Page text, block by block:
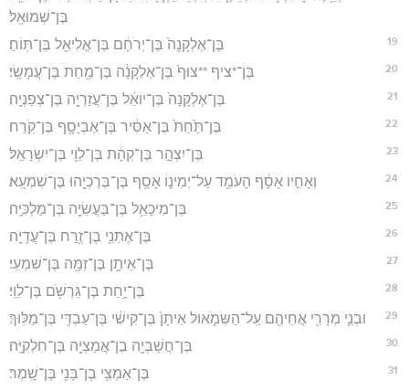
בֶּן־שְׁמוּאֵֽל׃
19 בֶּן־אֶלְקָנָה֙ בֶּן־יְרֹחָ֔ם בֶּן־אֱלִיאֵ֖ל בֶּן־תּֽוֹחַ׃
20 בֶּן־*ציף **צוּף֙ בֶּן־אֶלְקָנָ֔ה בֶּן־מַ֖חַת בֶּן־עֲמָשָֽׂי׃
21 בֶּן־אֶלְקָנָה֙ בֶּן־יוֹאֵ֔ל בֶּן־עֲזַרְיָ֖ה בֶּן־צְפַנְיָֽה׃
22 בֶּן־תַּ֙חַת֙ בֶּן־אַסִּ֔יר בֶּן־אֶבְיָסָ֖ף בֶּן־קֹֽרַח׃
23 בֶּן־יִצְהָ֣ר בֶּן־קְהָ֔ת בֶּן־לֵוִ֖י בֶּן־יִשְׂרָאֵֽל׃
24 וְאָחִ֣יו אָסָ֔ף הָעֹמֵ֖ד עַל־יְמִינ֑וֹ אָסָ֥ף בֶּן־בֶּרֶכְיָ֖הוּ בֶּן־שִׁמְעָֽא׃
25 בֶּן־מִיכָאֵ֥ל בֶּן־בַּעֲשֵׂיָ֖ה בֶּן־מַלְכִּיָּֽה׃
26 בֶּן־אֶתְנִ֥י בֶן־זֶ֖רַח בֶּן־עֲדָיָֽה׃
27 בֶּן־אֵיתָ֥ן בֶּן־זִמָּ֖ה בֶּן־שִׁמְעִֽי׃
28 בֶּן־יַ֥חַת בֶּן־גֵּרְשֹׁ֖ם בֶּן־לֵוִֽי׃
29 וּבְנֵ֧י מְרָרִ֛י אֲחֵיהֶ֖ם עַֽל־הַשְּׂמֹ֑אול אֵיתָן֙ בֶּן־קִישִׁ֔י בֶּן־עַבְדִּ֖י בֶּן־מַלּֽוּךְ׃
30 בֶּן־חֲשַׁבְיָ֥ה בֶן־אֲמַצְיָ֖ה בֶּן־חִלְקִיָּֽה׃
31 בֶּן־אַמְצִ֥י בֶן־בָּנִ֖י בֶּן־שָֽׁמֶר׃